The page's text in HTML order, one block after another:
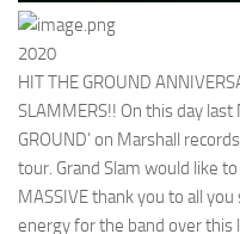
2020
HIT THE GROUND
SLAMMERS!! On this day
GROUND’ on Marshall
tour. Grand Slam would like
MASSIVE thank you to all
energy for the band over this